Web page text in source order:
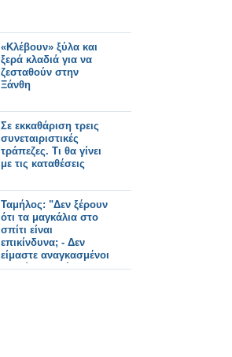
«Κλέβουν» ξύλα και
ξερά κλαδιά για να
ζεσταθούν στην
Ξάνθη
Σε εκκαθάριση τρεις
συνεταιριστικές
τράπεζες. Τι θα γίνει
με τις καταθέσεις
Ταμήλος: "Δεν ξέρουν
ότι τα μαγκάλια στο
σπίτι είναι
επικίνδυνα; - Δεν
είμαστε αναγκασμένοι
να δώσουμε ένα